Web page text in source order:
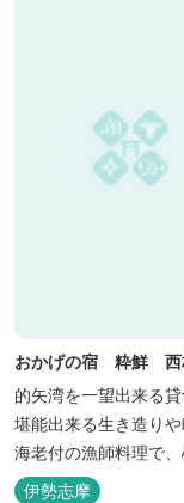
おかげの宿 粋鮮 西
的矢湾を一望出来る
堪能出来る生き造り
海老付の漁師料理で
伊勢志摩